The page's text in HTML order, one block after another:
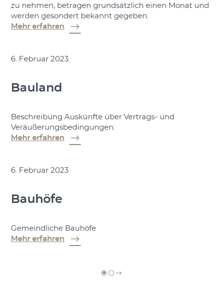
zu nehmen, betragen grundsätzlich einen Monat und
werden gesondert bekannt gegeben.
Mehr erfahren
6. Februar 2023
Bauland
Beschreibung Auskünfte über Vertrags- und
Veräußerungsbedingungen:
Mehr erfahren
6. Februar 2023
Bauhöfe
Gemeindliche Bauhöfe
Mehr erfahren